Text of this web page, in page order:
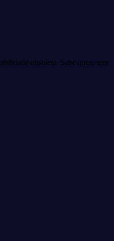
obsoleto. Sabe quem tem